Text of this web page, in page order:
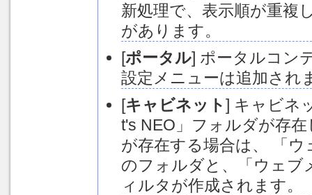
新処理で、表示順が重複
があります。
[ポータル] ポータルコン
設定メニューは追加され
[キャビネット] キャビネ
t's NEO」フォルダが存
が存在する場合は、 「ウ
のフォルダと、「ウェブ
ィルタが作成されます。